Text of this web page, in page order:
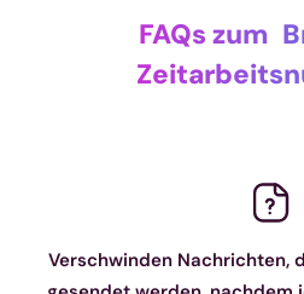
FAQs zum
Verschwinden Nachrichten,